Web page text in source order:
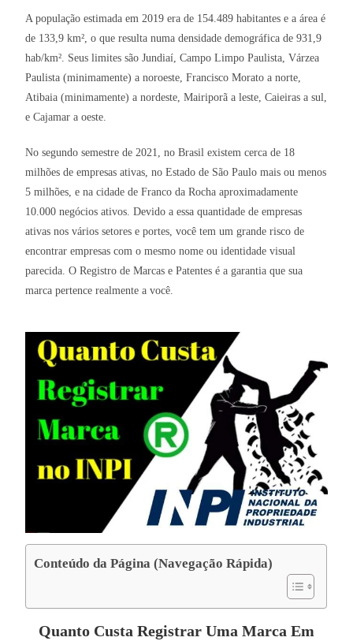
A população estimada em 2019 era de 154.489 habitantes e a área é
de 133,9 km², o que resulta numa densidade demográfica de 931,9
hab/km². Seus limites são Jundiaí, Campo Limpo Paulista, Várzea
Paulista (minimamente) a noroeste, Francisco Morato a norte,
Atibaia (minimamente) a nordeste, Mairiporã a leste, Caieiras a sul,
e Cajamar a oeste.
No segundo semestre de 2021, no Brasil existem cerca de 18
milhões de empresas ativas, no Estado de São Paulo mais ou menos
5 milhões, e na cidade de Franco da Rocha aproximadamente
10.000 negócios ativos. Devido a essa quantidade de empresas
ativas nos vários setores e portes, você tem um grande risco de
encontrar empresas com o mesmo nome ou identidade visual
parecida. O Registro de Marcas e Patentes é a garantia que sua
marca pertence realmente a você.
Conteúdo da Página (Navegação Rápida)
Quanto Custa Registrar Uma Marca Em